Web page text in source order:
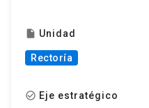
insert_drive_file Unidad
Rectoría
check_circle_outline Eje estratégico